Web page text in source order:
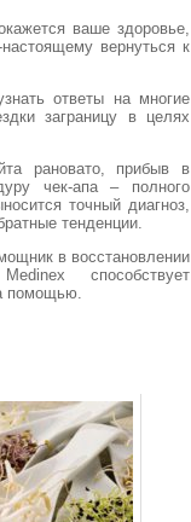
ваше здоровье,
вернуться к
ответы на многие
заграницу в целях
рановато, прибыв в
чек-апа – полного
точный диагноз,
тенденции.
в восстановлении
способствует
помощью.